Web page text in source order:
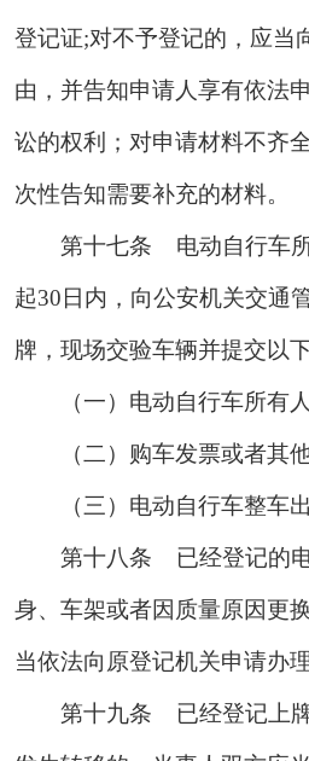
登记证;对不予登记的，应当
由，并告知申请人享有依法
讼的权利；对申请材料不齐
次性告知需要补充的材料。
第十七条 电动自行车
起30日内，向公安机关交通
牌，现场交验车辆并提交以
（一）电动自行车所有
（二）购车发票或者其
（三）电动自行车整车
第十八条 已经登记的
身、车架或者因质量原因更
当依法向原登记机关申请办
第十九条 已经登记上